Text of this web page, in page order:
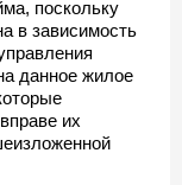
поскольку
в зависимость
данное жилое
их